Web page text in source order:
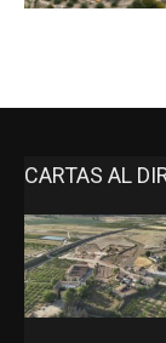
CARTAS AL